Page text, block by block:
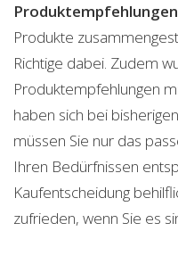
Produktempfehlungen
Produkte
Richtige dabei. Zudem
Produktempfehlungen
haben sich bei
müssen Sie nur das
Ihren Bedürfnissen
Kaufentscheidung
zufrieden, wenn Sie es